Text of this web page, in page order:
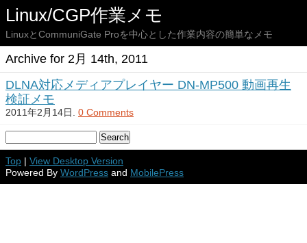
Linux/CGP作業メモ
LinuxとCommuniGate Proを中心とした作業内容の簡単なメモ
Archive for 2月 14th, 2011
DLNA対応メディアプレイヤー DN-MP500 動画再生
検証メモ
2011年2月14日. 0 Comments
Top | View Desktop Version
Powered By WordPress and MobilePress